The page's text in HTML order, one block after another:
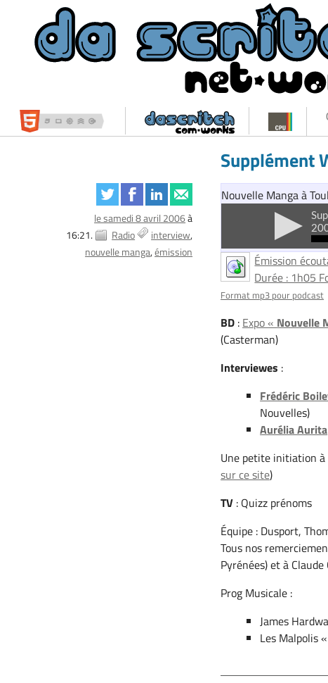
Supplément
le samedi 8 avril 2006à
16:21.
Radio
interview
nouvelle manga émission
Nouvelle Manga à
Émission
Durée : 1h05
Format mp3 pour podcast
BD : Expo « Nouvelle
(Casterman)
Interviewes :
Frédéric
Nouvelles)
Aurélia Aurita
Une petite initiation à
sur ce site)
TV : Quizz prénoms
Équipe : Dusport,
Tous nos
Pyrénées) et à Claude
Prog Musicale :
James
Les Malpolis «